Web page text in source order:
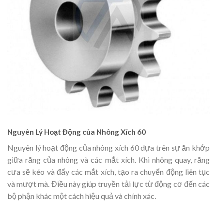
Nguyên Lý Hoạt Động của Nhông Xích 60
Nguyên lý hoạt động của nhông xích 60 dựa trên sự ăn khớp
giữa răng của nhông và các mắt xích. Khi nhông quay, răng
cưa sẽ kéo và đẩy các mắt xích, tạo ra chuyển động liên tục
và mượt mà. Điều này giúp truyền tải lực từ động cơ đến các
bộ phận khác một cách hiệu quả và chính xác.